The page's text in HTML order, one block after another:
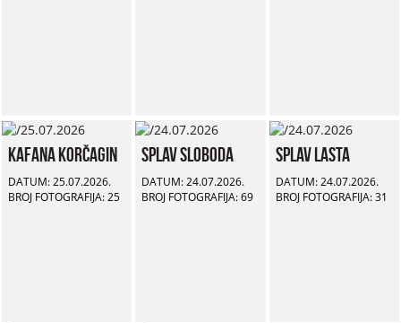
Kafana Korčagin
DATUM: 25.07.2026.
BROJ FOTOGRAFIJA: 25
Splav Sloboda
DATUM: 24.07.2026.
BROJ FOTOGRAFIJA: 69
Splav Lasta
DATUM: 24.07.2026.
BROJ FOTOGRAFIJA: 31